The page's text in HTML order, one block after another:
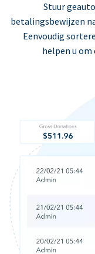
Stuur
betalingsbewijzen
Eenvoudig
helpen u